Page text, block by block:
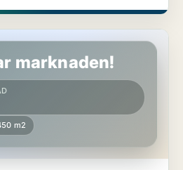
marknaden!
m2